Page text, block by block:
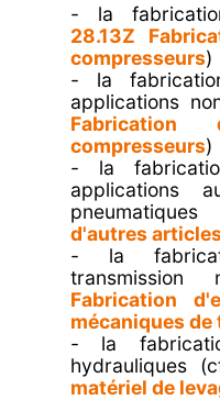
- la
28.13Z
compresseurs)
- la
applications
compresseurs)
- la
applications
d'autres
- la
Fabrication
mécaniques
- la
hydrauliques
matériel de